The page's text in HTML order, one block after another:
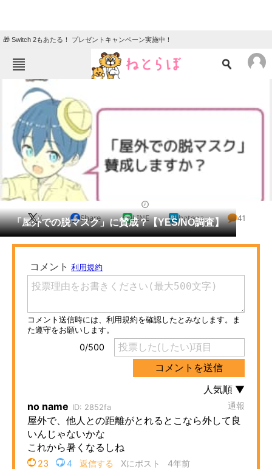
🎁 Switch 2もあたる！ プレゼントキャンペーン実施中！
ねとらぼメニュー
エンタメ
グルメ 地域
住まい 教育・育児
動物
会員記事
注目記事を集めた総合ページ
スマホと通信の最新トレンド
進化するPCとデバイスの未来
ビジネスと働き方のヒント
AI活用のいまが分かる
企業ITのトレンドを詳説
「屋外での脱マスク」に賛成？【YES/NO調査】
X Share LINE hatena 41